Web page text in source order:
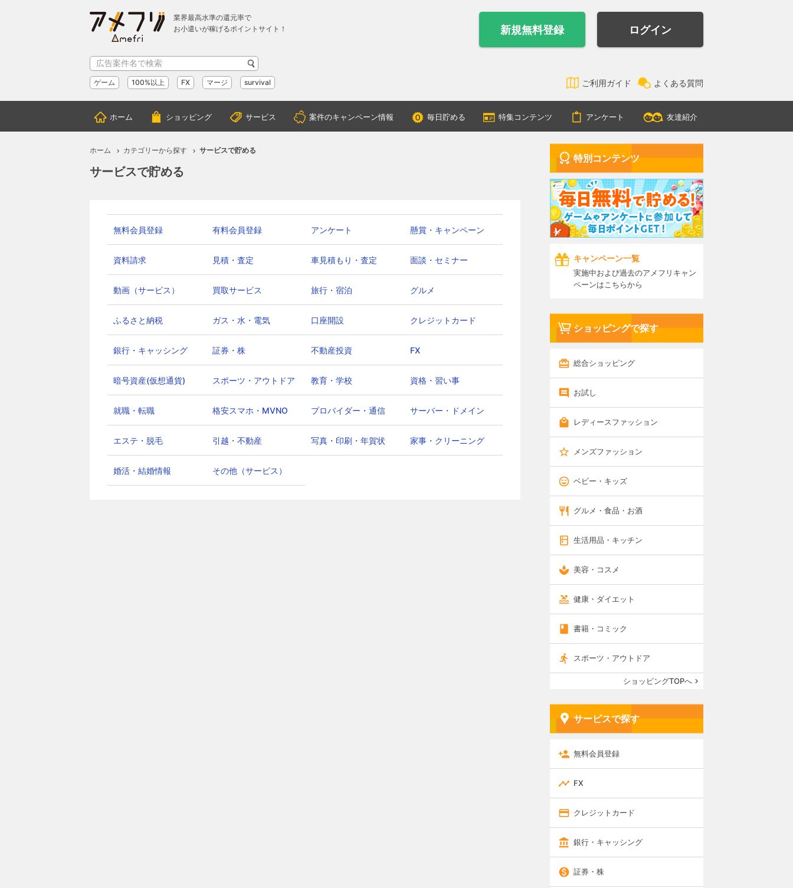
業界最高水準の還元率で
お小遣いが稼げるポイントサイト！
新規無料登録 ログイン
ゲーム 100%以上 FX マージ survival ご利用ガイド よくある質問
ホーム ショッピング サービス 案件のキャンペーン情報 毎日貯める 特集コンテンツ アンケート 友達紹介
ホーム カテゴリーから探す サービスで貯める
サービスで貯める
無料会員登録 有料会員登録 アンケート 懸賞・キャンペーン
資料請求 見積・査定 車見積もり・査定 面談・セミナー
動画（サービス） 買取サービス 旅行・宿泊 グルメ
ふるさと納税 ガス・水・電気 口座開設 クレジットカード
銀行・キャッシング 証券・株 不動産投資 FX
暗号資産(仮想通貨) スポーツ・アウトドア 教育・学校 資格・習い事
就職・転職 格安スマホ・MVNO プロバイダー・通信 サーバー・ドメイン
エステ・脱毛 引越・不動産 写真・印刷・年賀状 家事・クリーニング
婚活・結婚情報 その他（サービス）
特別コンテンツ
キャンペーン一覧
実施中および過去のアメフリキャン
ペーンはこちらから
ショッピングで探す
総合ショッピング
お試し
レディースファッション
メンズファッション
ベビー・キッズ
グルメ・食品・お酒
生活用品・キッチン
美容・コスメ
健康・ダイエット
書籍・コミック
スポーツ・アウトドア
ショッピングTOPへ
サービスで探す
無料会員登録
FX
クレジットカード
銀行・キャッシング
証券・株